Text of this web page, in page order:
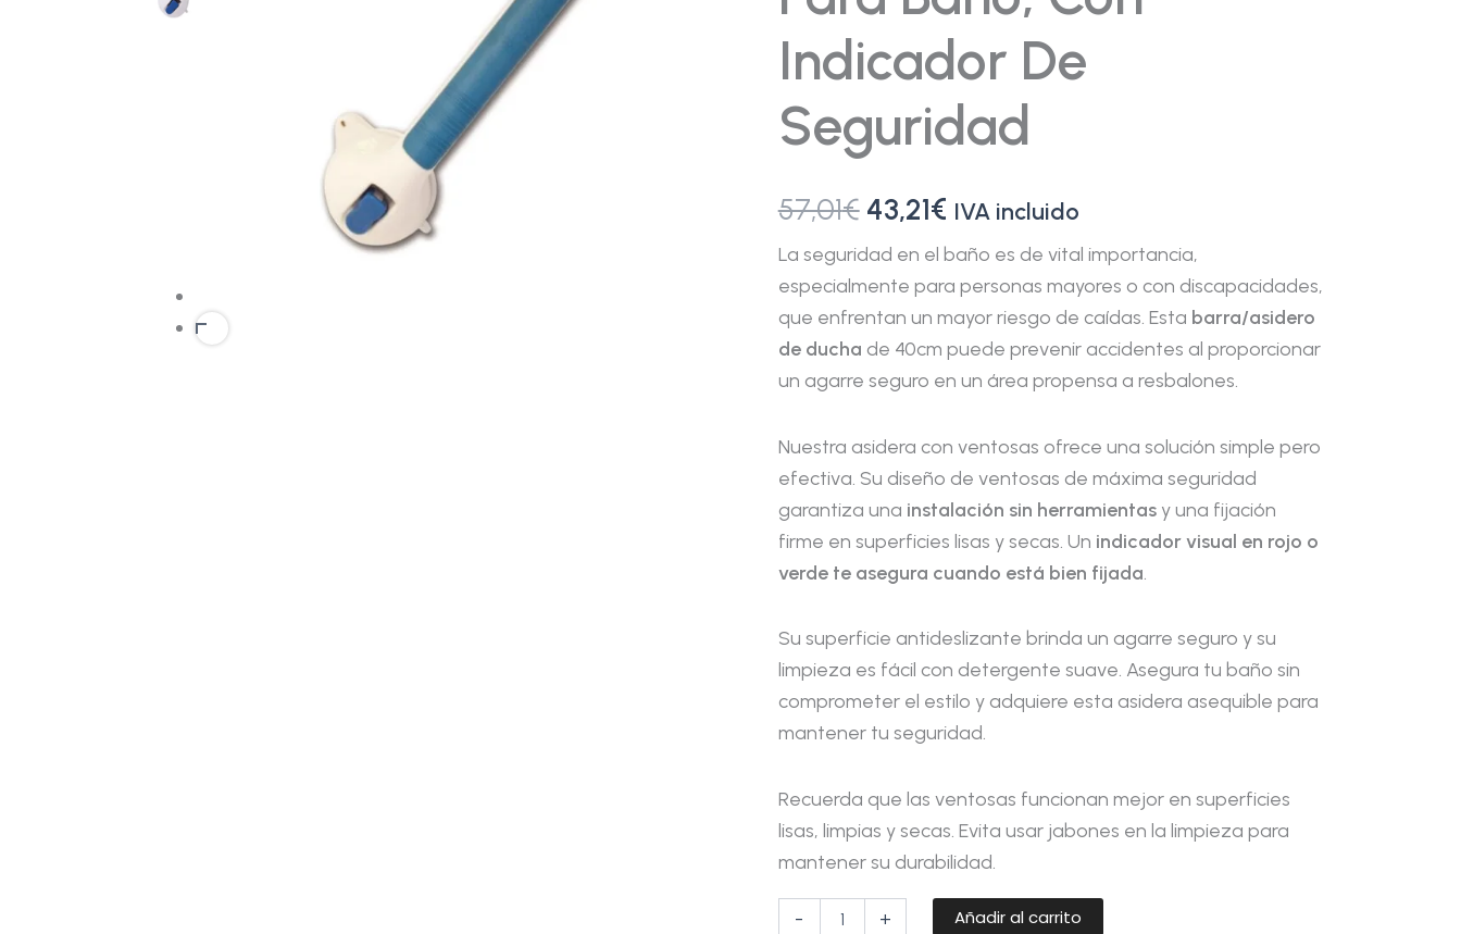
Indicador De
Seguridad
57,01€ 43,21€ IVA incluido
La seguridad en el baño es de vital importancia,
especialmente para personas mayores o con discapacidades,
que enfrentan un mayor riesgo de caídas. Esta barra/asidero
de ducha de 40cm puede prevenir accidentes al proporcionar
un agarre seguro en un área propensa a resbalones.
Nuestra asidera con ventosas ofrece una solución simple pero
efectiva. Su diseño de ventosas de máxima seguridad
garantiza una instalación sin herramientasy una fijación
firme en superficies lisas y secas. Un indicador visual en rojo o
verde te asegura cuando está bien fijada.
Su superficie antideslizante brinda un agarre seguro y su
limpieza es fácil con detergente suave. Asegura tu baño sin
comprometer el estilo y adquiere esta asidera asequible para
mantener tu seguridad.
Recuerda que las ventosas funcionan mejor en superficies
lisas, limpias y secas. Evita usar jabones en la limpieza para
mantener su durabilidad.
- + Añadir al carrito